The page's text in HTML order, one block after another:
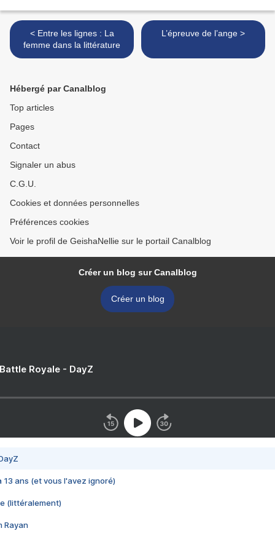
< Entre les lignes : La
femme dans la littérature
L’épreuve de l’ange >
Hébergé par Canalblog
Top articles
Pages
Contact
Signaler un abus
C.G.U.
Cookies et données personnelles
Préférences cookies
Voir le profil de GeishaNellie sur le portail Canalblog
Créer un blog sur Canalblog
Créer un blog
Royale - DayZ
13 ans (et vous l'avez ignoré)
(littéralement)
Rayan